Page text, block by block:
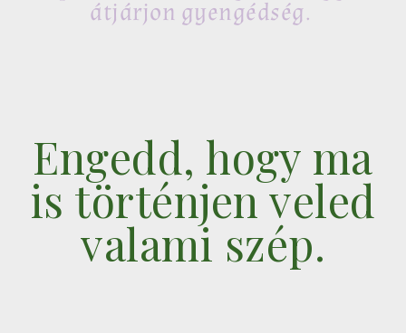
átjárjon gyengédség.
Engedd, hogy ma
is történjen veled
valami szép.